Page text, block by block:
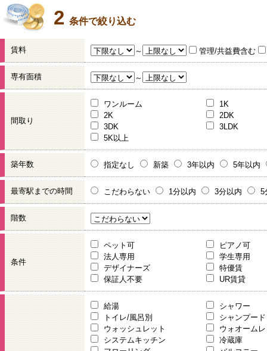
2 条件で絞り込む
賃料 ～ 管理/共益費含む
専有面積 ～
間取り
ワンルーム
1K
2K
2DK
3DK
3LDK
5K以上
築年数 指定なし 新築 3年以内 5年以内
最寄駅までの時間 こだわらない 1分以内 3分以内 5
階数
条件
ペット可
ピアノ可
法人専用
学生専用
デザイナーズ
特優賃
保証人不要
UR賃貸
給湯
シャワー
トイレ/風呂別
シャンプー
ウォッシュレット
ウォオーム
システムキッチン
冷蔵庫